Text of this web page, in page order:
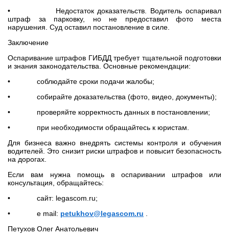
• Недостаток доказательств. Водитель оспаривал
штраф за парковку, но не предоставил фото места
нарушения. Суд оставил постановление в силе.
Заключение
Оспаривание штрафов ГИБДД требует тщательной подготовки
и знания законодательства. Основные рекомендации:
• соблюдайте сроки подачи жалобы;
• собирайте доказательства (фото, видео, документы);
• проверяйте корректность данных в постановлении;
• при необходимости обращайтесь к юристам.
Для бизнеса важно внедрять системы контроля и обучения
водителей. Это снизит риски штрафов и повысит безопасность
на дорогах.
Если вам нужна помощь в оспаривании штрафов или
консультация, обращайтесь:
• сайт: legascom.ru;
• e mail: petukhov@legascom.ru
Петухов Олег Анатольевич